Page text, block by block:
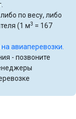
по весу, либо
(1 м3 = 167
авиаперевозки.
- позвоните